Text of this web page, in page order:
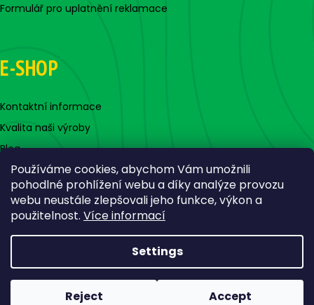
Používáme cookies, abychom Vám umožnili
pohodlné prohlížení webu a díky analýze provozu
webu neustále zlepšovali jeho funkce, výkon a
použitelnost. Více informací
Settings
Reject Accept
Formulář pro uplatnění reklamace
E-SHOP
Kontaktní informace
Kvalita naši výroby
Blog
Created by Shoptet
Copyright 2026Jigovky.cz. All rights reserved.Edit cookie